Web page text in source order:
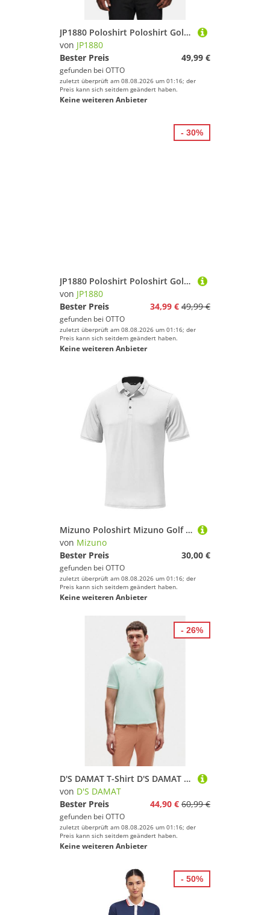
JP1880 Poloshirt Poloshirt Golf Langarm QuickDry
von JP1880
Bester Preis
49,99 €
gefunden bei OTTO
zuletzt überprüft am 08.08.2026 um 01:16; der
Preis kann sich seitdem geändert haben.
Keine weiteren Anbieter
JP1880 Poloshirt Poloshirt Golf Halbarm Minimalprint QuickDry
von JP1880
Bester Preis
34,99 € 49,99 €
gefunden bei OTTO
zuletzt überprüft am 08.08.2026 um 01:16; der
Preis kann sich seitdem geändert haben.
Keine weiteren Anbieter
- 30%
Mizuno Poloshirt Mizuno Golf Polo Move Tech Quick Dry Weiß Herren
von Mizuno
Bester Preis
30,00 €
gefunden bei OTTO
zuletzt überprüft am 08.08.2026 um 01:16; der
Preis kann sich seitdem geändert haben.
Keine weiteren Anbieter
D'S DAMAT T-Shirt D'S DAMAT Poloshirt Herren Kurzarm, 100% Baumwolle Regular Fit Golf T
von D'S DAMAT
Bester Preis
44,90 € 60,99 €
gefunden bei OTTO
zuletzt überprüft am 08.08.2026 um 01:16; der
Preis kann sich seitdem geändert haben.
Keine weiteren Anbieter
- 26%
- 50%